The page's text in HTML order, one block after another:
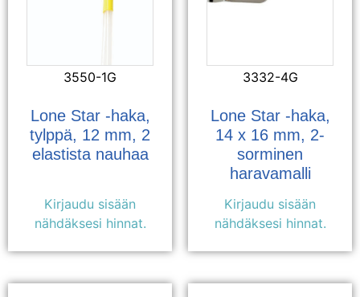
3550-1G
Lone Star -haka,
tylppä, 12 mm, 2
elastista nauhaa
Kirjaudu sisään
nähdäksesi hinnat.
3332-4G
Lone Star -haka,
14 x 16 mm, 2-
sorminen
haravamalli
Kirjaudu sisään
nähdäksesi hinnat.